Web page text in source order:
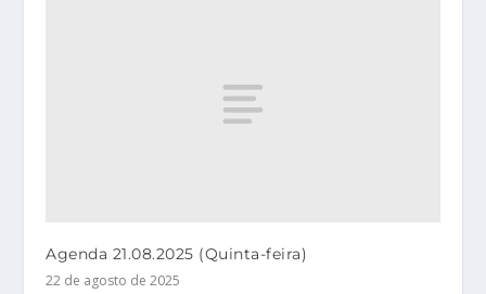
Agenda 21.08.2025 (Quinta-feira)
22 de agosto de 2025